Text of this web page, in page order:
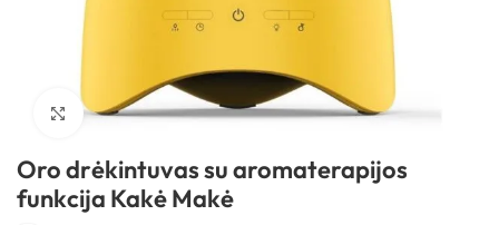
Spustelėkite, kad padidintumėte
Oro drėkintuvas su aromaterapijos
funkcija Kakė Makė